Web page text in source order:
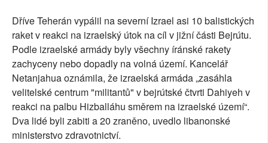
Dříve Teherán vypálil na severní Izrael asi 10 balistických
raket v reakci na izraelský útok na cíl v jižní části Bejrútu.
Podle izraelské armády byly všechny íránské rakety
zachyceny nebo dopadly na volná území. Kancelář
Netanjahua oznámila, že izraelská armáda „zasáhla
velitelské centrum "militantů" v bejrútské čtvrti Dahiyeh v
reakci na palbu Hizballáhu směrem na izraelské území“.
Dva lidé byli zabiti a 20 zraněno, uvedlo libanonské
ministerstvo zdravotnictví.